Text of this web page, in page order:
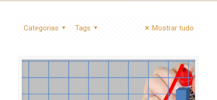
Categorias Tags Mostrar tudo